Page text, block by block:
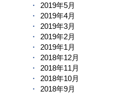
2019年5月
2019年4月
2019年3月
2019年2月
2019年1月
2018年12月
2018年11月
2018年10月
2018年9月